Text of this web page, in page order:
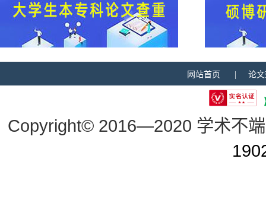
网站首页 | 论
Copyright© 2016—2020 学术不